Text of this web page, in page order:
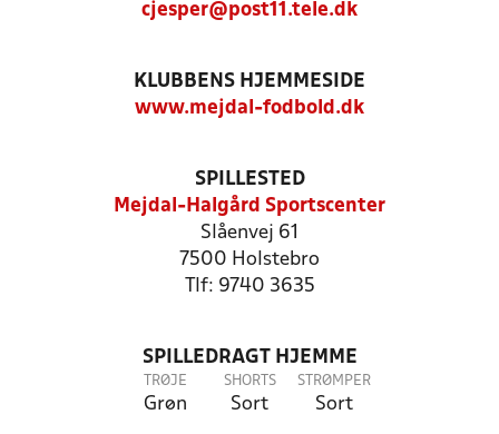
cjesper@post11.tele.dk
KLUBBENS HJEMMESIDE
www.mejdal-fodbold.dk
SPILLESTED
Mejdal-Halgård Sportscenter
Slåenvej 61
7500 Holstebro
Tlf: 9740 3635
SPILLEDRAGT HJEMME
TRØJE
Grøn
SHORTS
Sort
STRØMPER
Sort